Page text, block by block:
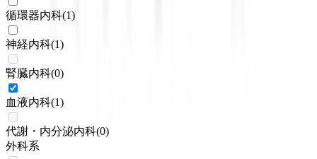
循環器内科(1)
神経内科(1)
腎臓内科(0)
血液内科(1)
代謝・内分泌内科(0)
外科系